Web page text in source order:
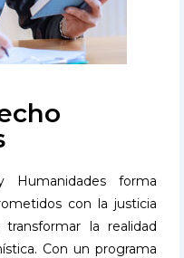
forma
con la justicia
la realidad
Con un programa